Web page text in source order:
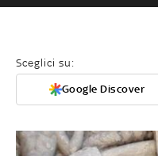
Sceglici su:
Google Discover